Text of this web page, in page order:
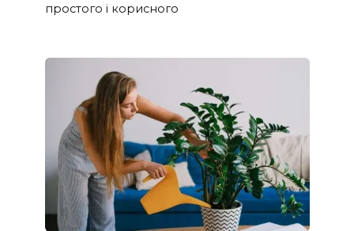
простого і корисного